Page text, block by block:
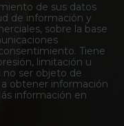
de sus datos
de información y
sobre la base
Tiene
limitación u
ser objeto de
obtener información
información en